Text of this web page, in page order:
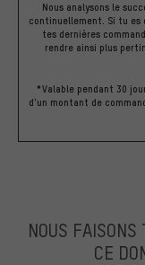
Nous analysons le
continuellement. Si tu es
tes dernières
rendre ainsi plus
*Valable pendant 30
d'un montant de
NOUS
CE